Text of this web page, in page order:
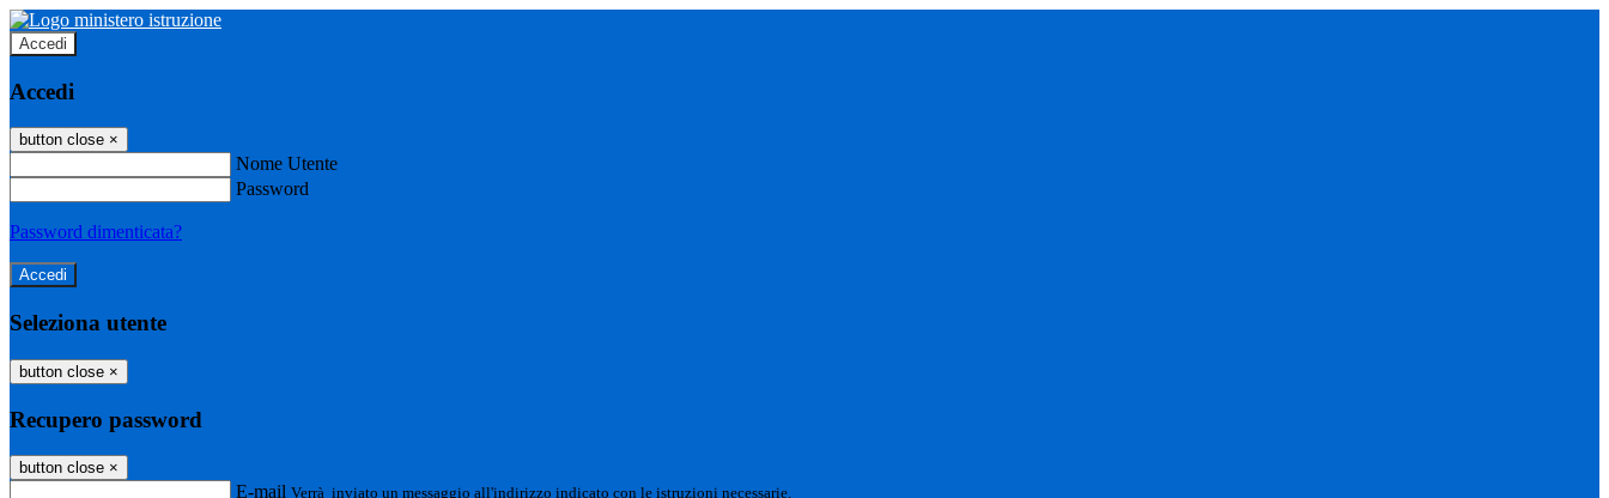
Accedi
Accedi
button close ×
Nome Utente
Password
Password dimenticata?
Seleziona utente
button close ×
Recupero password
button close ×
E-mail Verrà inviato un messaggio all'indirizzo indicato con le istruzioni necessarie.